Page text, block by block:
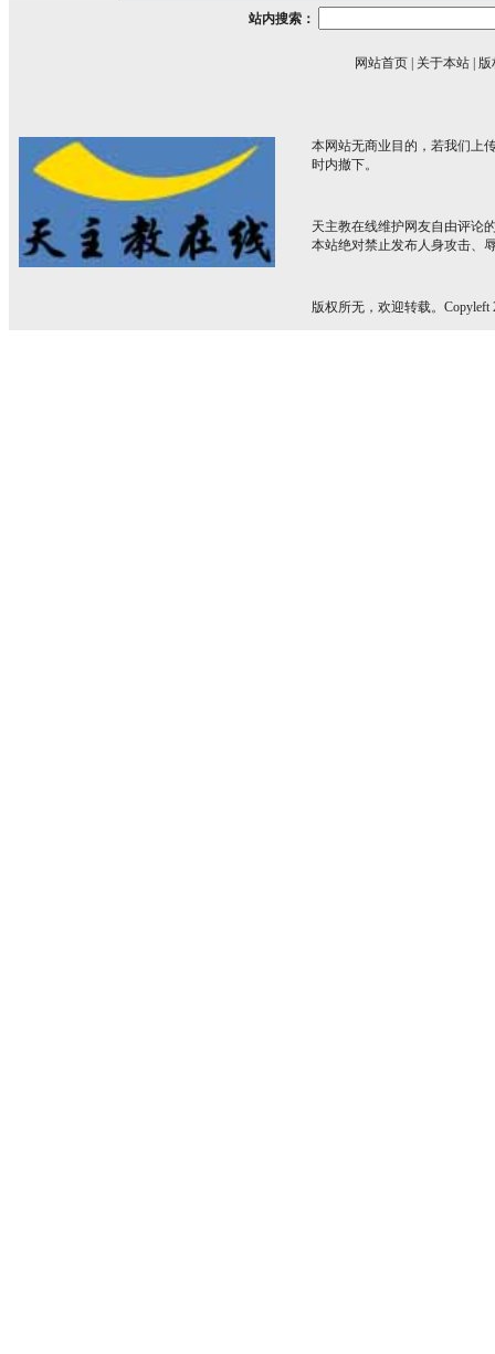
站内搜索：
网站首页 关于本站 版
本网站无商业目的，若我们上
时内撤下。
天主教在线维护网友自由评论
本站绝对禁止发布人身攻击、
版权所无，欢迎转载。